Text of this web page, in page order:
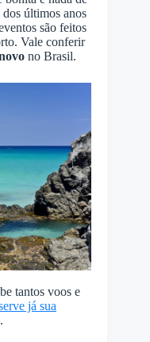
dos últimos anos
são feitos
Vale conferir
no Brasil.
tantos voos e
já sua
.